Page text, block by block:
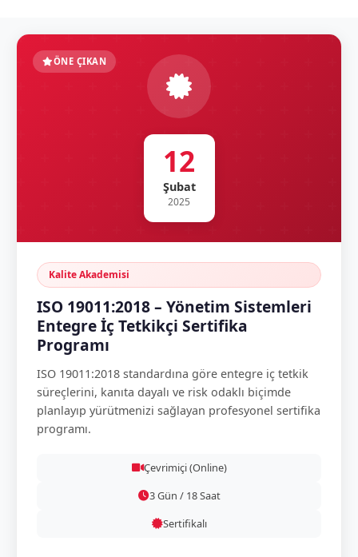
ÖNE ÇIKAN
12
Şubat
2025
Kalite Akademisi
ISO 19011:2018 – Yönetim Sistemleri
Entegre İç Tetkikçi Sertifika
Programı
ISO 19011:2018 standardına göre entegre iç tetkik
süreçlerini, kanıta dayalı ve risk odaklı biçimde
planlayıp yürütmenizi sağlayan profesyonel sertifika
programı.
Çevrimiçi (Online)
3 Gün / 18 Saat
Sertifikalı